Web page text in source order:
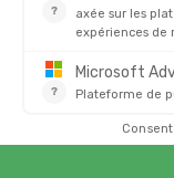
catégorie 4bloque
constante, ce qui
varier son taux de
l'exposition UV.
pour finir sur un
manipulations
3500